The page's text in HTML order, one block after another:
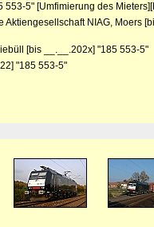
5" [Umfimierung des
NIAG, Moers
[bis __.__.202x] "185 553-5"
"185 553-5"